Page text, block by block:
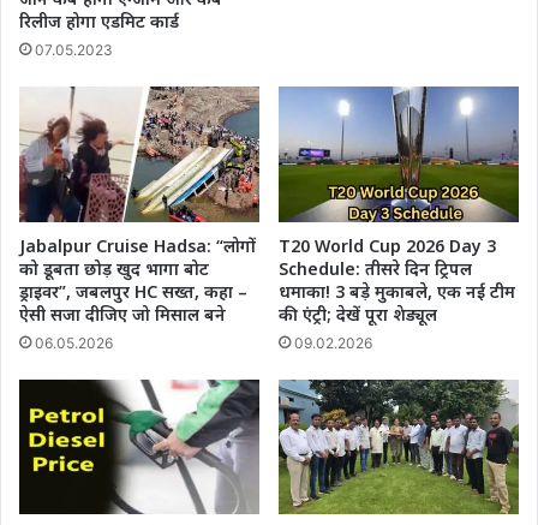
रिलीज होगा एडमिट कार्ड
07.05.2023
Jabalpur Cruise Hadsa: “लोगों
को डूबता छोड़ खुद भागा बोट
ड्राइवर”, जबलपुर HC सख्त, कहा –
ऐसी सजा दीजिए जो मिसाल बने
06.05.2026
T20 World Cup 2026 Day 3
Schedule: तीसरे दिन ट्रिपल
धमाका! 3 बड़े मुकाबले, एक नई टीम
की एंट्री; देखें पूरा शेड्यूल
09.02.2026